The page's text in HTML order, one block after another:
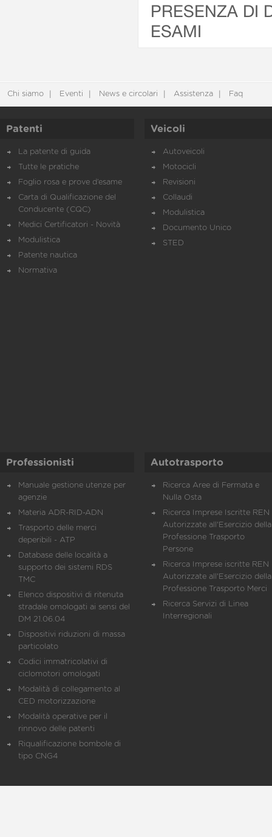
PRESENZA DI
ESAMI
Chi siamo Eventi News e circolari Assistenza Faq
Patenti
La patente di guida
Tutte le pratiche
Foglio rosa e prove d’esame
Carta di Qualificazione del
Conducente (CQC)
Medici Certificatori - Novità
Modulistica
Patente nautica
Normativa
Veicoli
Autoveicoli
Motocicli
Revisioni
Collaudi
Modulistica
Documento Unico
STED
Professionisti
Manuale gestione utenze per
agenzie
Materia ADR-RID-ADN
Trasporto delle merci
deperibili - ATP
Database delle località a
supporto dei sistemi RDS
TMC
Elenco dispositivi di ritenuta
stradale omologati ai sensi del
DM 21.06.04
Dispositivi riduzioni di massa
particolato
Codici immatricolativi di
ciclomotori omologati
Modalità di collegamento al
CED motorizzazione
Modalità operative per il
rinnovo delle patenti
Riqualificazione bombole di
tipo CNG4
Autotrasporto
Ricerca Aree di Fermata e
Nulla Osta
Ricerca Imprese Iscritte REN
Autorizzate all'Esercizio della
Professione Trasporto
Persone
Ricerca Imprese iscritte REN
Autorizzate all'Esercizio della
Professione Trasporto Merci
Ricerca Servizi di Linea
Interregionali